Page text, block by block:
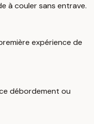
à couler sans entrave.
expérience de
débordement ou